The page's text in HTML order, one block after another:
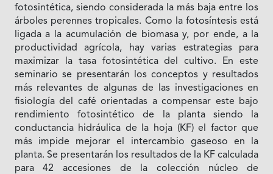
fotosintética, siendo considerada la más baja entre los
árboles perennes tropicales. Como la fotosíntesis está
ligada a la acumulación de biomasa y, por ende, a la
productividad agrícola, hay varias estrategias para
maximizar la tasa fotosintética del cultivo. En este
seminario se presentarán los conceptos y resultados
más relevantes de algunas de las investigaciones en
fisiología del café orientadas a compensar este bajo
rendimiento fotosintético de la planta siendo la
conductancia hidráulica de la hoja (KF) el factor que
más impide mejorar el intercambio gaseoso en la
planta. Se presentarán los resultados de la KF calculada
para 42 accesiones de la colección núcleo de